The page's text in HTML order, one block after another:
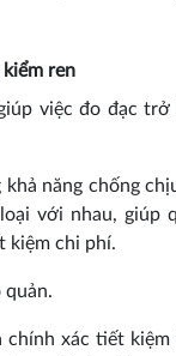
ren
việc đo đạc
năng chống
với nhau, giúp
kiệm chi phí.
quản.
chính xác tiết